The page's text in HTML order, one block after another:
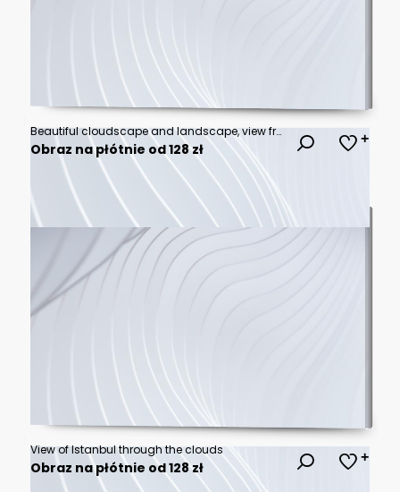
Beautiful cloudscape and landscape, view from above, natural background
Obraz na płótnie od 128 zł
View of Istanbul through the clouds
Obraz na płótnie od 128 zł